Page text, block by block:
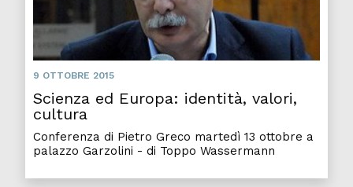
9 OTTOBRE 2015
Scienza ed Europa: identità, valori,
cultura
Conferenza di Pietro Greco martedì 13 ottobre a
palazzo Garzolini - di Toppo Wassermann